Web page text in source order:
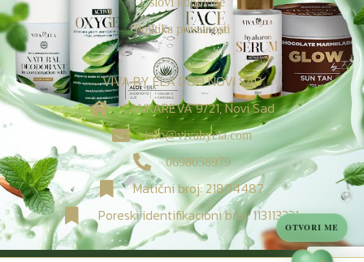
Politika privatnosti
VIVA BY ELA DOO NOVI SAD
CANKAREVA 9/21, Novi Sad
info@vivabyela.com
0698058979
Matični broj: 21804487
Poreski identifikacioni broj: 113113331
OTVORI ME
Spojite porudžbine i uzmite poklone🎁
›
⭐ Tvoj Viva sistem vernosti ›
✍️
Viva nagrade za recenzije:
Tvoji rezultati donose besplatne proizvode! 🎁
✨
›
🧠 Kviz: Sastavi svoj sistem nege
Personalizovana rutina
›